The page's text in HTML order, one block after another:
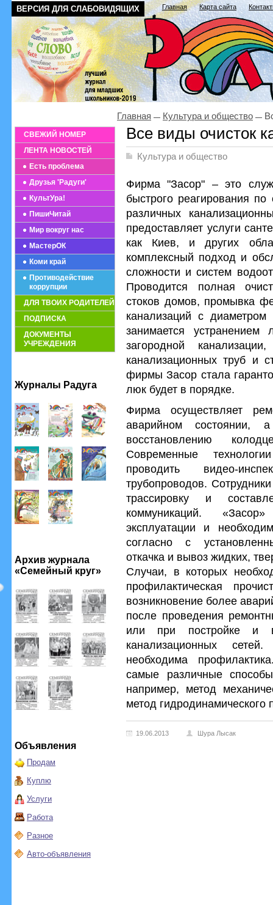
ВЕРСИЯ ДЛЯ СЛАБОВИДЯЩИХ Главная Карта сайта
СВЕЖИЙ НОМЕР
ЛЕНТА НОВОСТЕЙ
Есть проблема
Друзья 'Радуги'
КультУра!
ПишиЧитай
Мир вокруг нас
МастерОК
Коми край
Противодействие
коррупции
ДЛЯ ТВОИХ РОДИТЕЛЕЙ
ПОДПИСКА
ДОКУМЕНТЫ
УЧРЕЖДЕНИЯ
Журналы Радуга
Архив журнала
«Семейный круг»
Объявления
Продам
Куплю
Услуги
Работа
Разное
Авто-объявления
Главная Культура и общество
Все виды очисток
Культура и общество
Фирма "Засор" – это
быстрого реагирования
различных
предоставляет услуги
как Киев, и других
комплексный подход и
сложности и систем
Проводится полная
стоков домов, промывка
канализаций с
занимается устранением
загородной
канализационных труб и
фирмы Засор стала
люк будет в порядке.
Фирма осуществляет
аварийном
восстановлению
Современные
проводить видео-
трубопроводов.
трассировку и
коммуникаций.
эксплуатации и
согласно с
откачка и вывоз жидких,
Случаи, в которых
профилактическая
возникновение более
после проведения
или при постройке и
канализационных
необходима
самые различные
например, метод
метод
19.06.2013 Шура Лысак